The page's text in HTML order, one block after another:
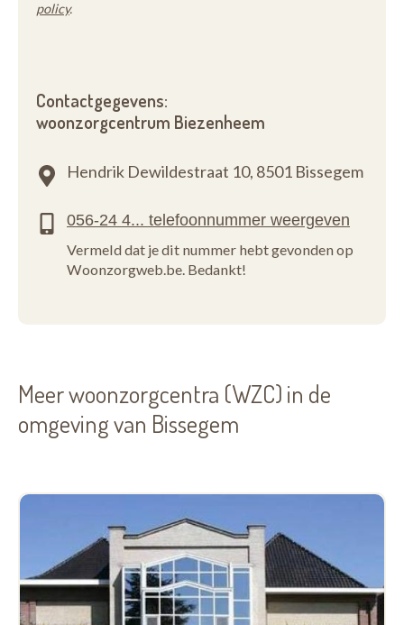
policy.
Contactgegevens:
woonzorgcentrum Biezenheem
Hendrik Dewildestraat 10, 8501 Bissegem
Vermeld dat je dit nummer hebt gevonden op
Woonzorgweb.be. Bedankt!
Meer woonzorgcentra (WZC) in de
omgeving van Bissegem